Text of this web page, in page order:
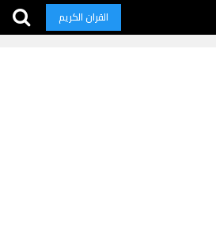
القران الكريم